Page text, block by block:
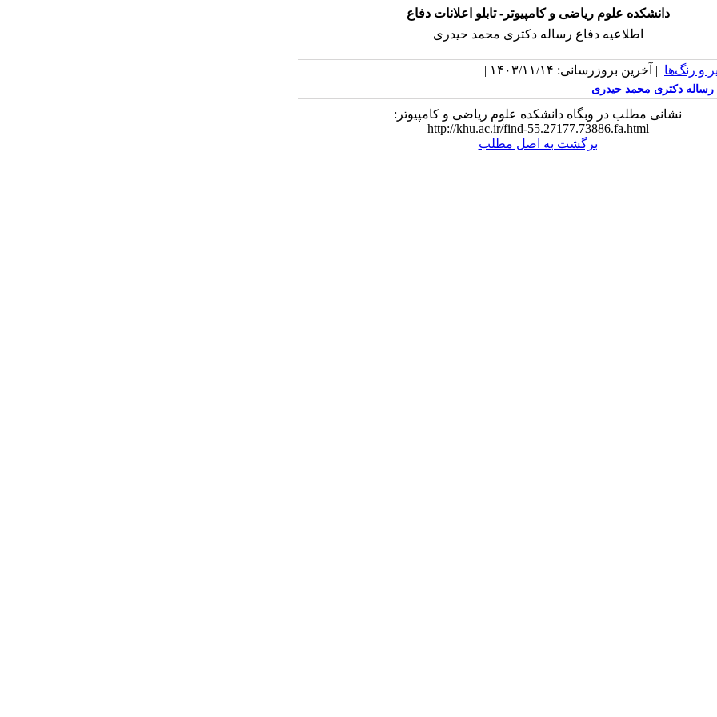
دانشکده علوم ریاضی و کامپیوتر- تابلو اعلانات دفاع
اطلاعیه دفاع رساله دکتری محمد حیدری
و رنگ‌ها | آخرین بروزرسانی: ۱۴۰۳/۱۱/۱۴ |
رساله دکتری محمد حیدری
نشانی مطلب در وبگاه دانشکده علوم ریاضی و کامپیوتر:
http://khu.ac.ir/find-55.27177.73886.fa.html
برگشت به اصل مطلب